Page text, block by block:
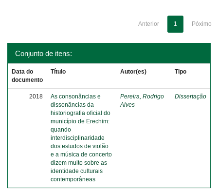
Anterior 1 Póximo
Conjunto de itens:
Data do
documento
Título Autor(es) Tipo
2018
As consonâncias e
dissonâncias da
historiografia oficial do
município de Erechim:
quando
interdisciplinaridade
dos estudos de violão
e a música de concerto
dizem muito sobre as
identidade culturais
contemporâneas
Pereira, Rodrigo
Alves
Dissertação